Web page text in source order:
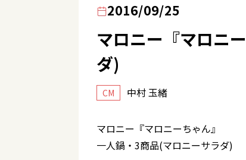
2016/09/25
マロニー『マロニ
ダ)
CM 中村 玉緒
マロニー『マロニーちゃん』
一人鍋・3商品(マロニーサラダ)